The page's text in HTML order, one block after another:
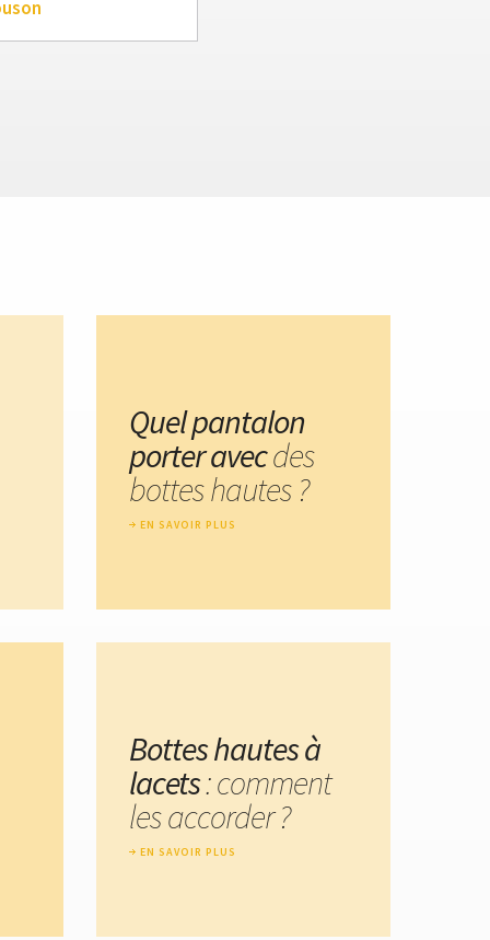
Quel pantalon
porter avecdes
bottes hautes ?
EN SAVOIR PLUS
Bottes hautes à
lacets: comment
les accorder ?
EN SAVOIR PLUS